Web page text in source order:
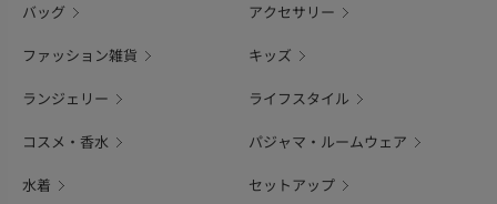
バッグ アクセサリー
ファッション雑貨 キッズ
ランジェリー ライフスタイル
コスメ・香水 パジャマ・ルームウェア
水着 セットアップ